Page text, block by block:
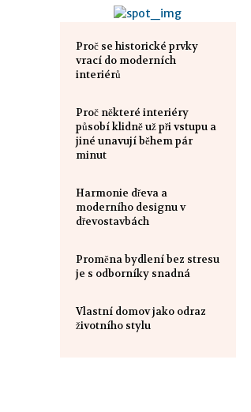
Proč se historické prvky
vrací do moderních
interiérů
Proč některé interiéry
působí klidně už při vstupu a
jiné unavují během pár
minut
Harmonie dřeva a
moderního designu v
dřevostavbách
Proměna bydlení bez stresu
je s odborníky snadná
Vlastní domov jako odraz
životního stylu